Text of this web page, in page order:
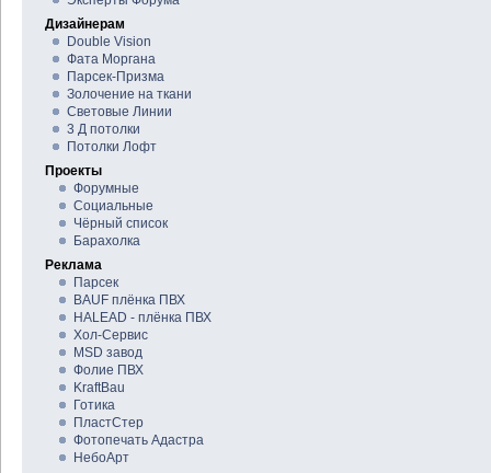
Дизайнерам
Double Vision
Фата Моргана
Парсек-Призма
Золочение на ткани
Световые Линии
3 Д потолки
Потолки Лофт
Проекты
Форумные
Социальные
Чёрный список
Барахолка
Реклама
Парсек
BAUF плёнка ПВХ
HALEAD - плёнка ПВХ
Хол-Сервис
MSD завод
Фолие ПВХ
KraftBau
Готика
ПластСтер
Фотопечать Адастра
НебоАрт